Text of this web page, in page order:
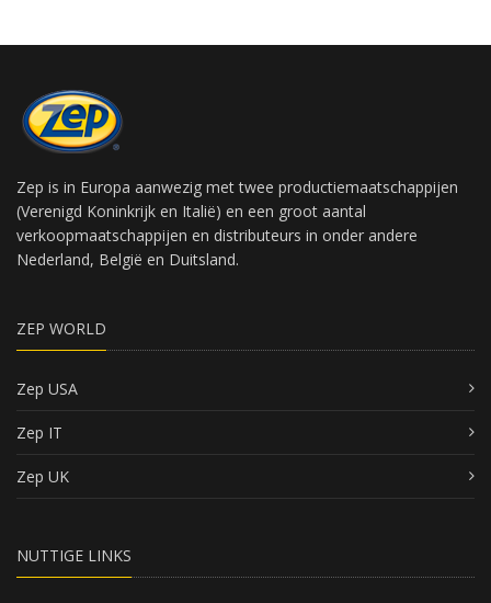
Zep is in Europa aanwezig met twee productiemaatschappijen
(Verenigd Koninkrijk en Italië) en een groot aantal
verkoopmaatschappijen en distributeurs in onder andere
Nederland, België en Duitsland.
ZEP WORLD
Zep USA
Zep IT
Zep UK
NUTTIGE LINKS